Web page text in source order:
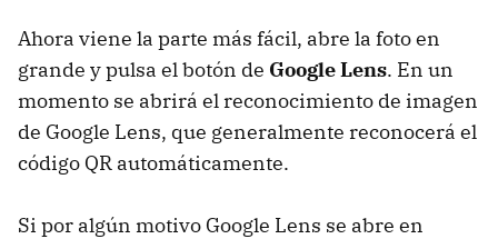
Ahora viene la parte más fácil, abre la foto en
grande y pulsa el botón de Google Lens. En un
momento se abrirá el reconocimiento de imagen
de Google Lens, que generalmente reconocerá el
código QR automáticamente.
Si por algún motivo Google Lens se abre en